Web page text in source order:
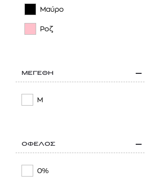
Μαύρο
Ροζ
ΜΕΓΕΘΗ
M
ΟΦΕΛΟΣ
0%